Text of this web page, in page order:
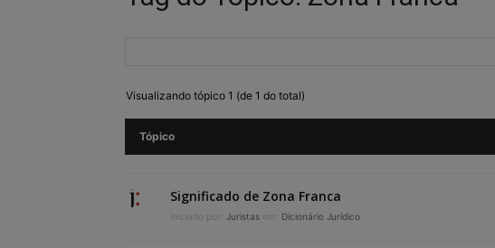
Visualizando tópico 1 (de 1 do total)
Tópico
Significado de Zona Franca
Iniciado por: Juristas em: Dicionário Jurídico